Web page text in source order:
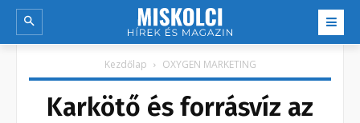
Kezdőlap OXYGEN MARKETING
Karkötő és forrásvíz az